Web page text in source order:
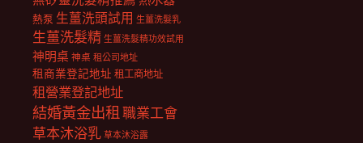
熱泵 生薑洗頭試用 生薑洗髮乳
生薑洗髮精 生薑洗髮精功效試用
神明桌 神桌 租公司地址
租商業登記地址 租工商地址
租營業登記地址
結婚黃金出租職業工會
草本沐浴乳 草本沐浴露